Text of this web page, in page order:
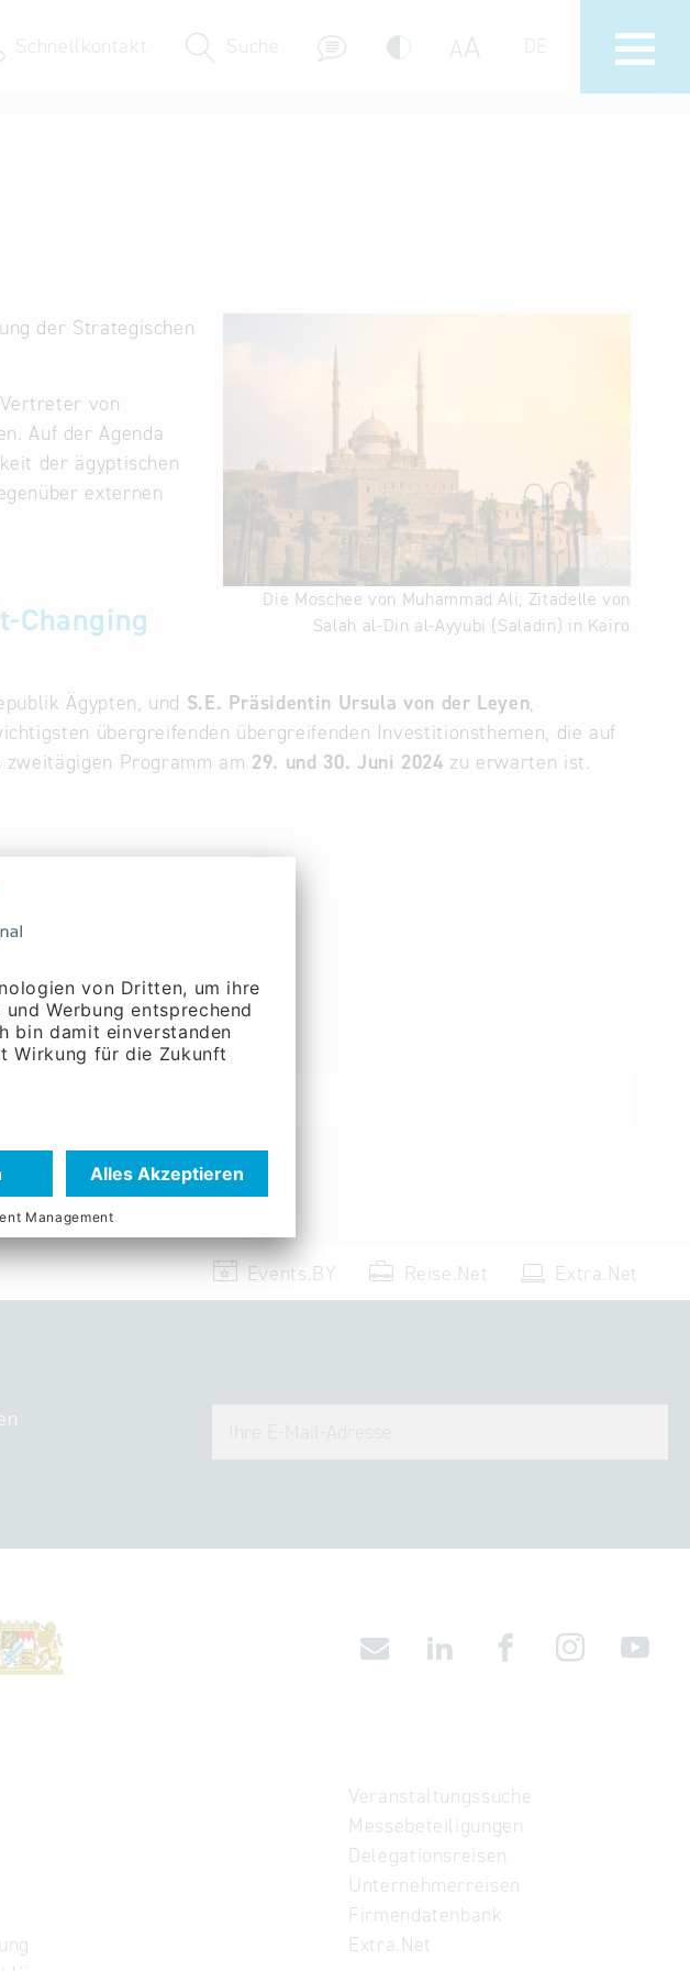
Schnellkontakt Suche AA DE
Firmendatenbank
Die Moschee von Muhammad Ali, Zitadelle von
Salah al-Din al-Ayyubi (Saladin) in Kairo
der Strategischen
von
Auf der Agenda
der ägyptischen
externen
Changing
Ägypten, und S.E. Präsidentin Ursula von der Leyen,
übergreifenden übergreifenden Investitionsthemen, die auf
Programm am 29. und 30. Juni 2024 zu erwarten ist.
Events.BY Reise.Net Extra.Net
Veranstaltungssuche
Messebeteiligungen
Delegationsreisen
Unternehmerreisen
Firmendatenbank
Extra.Net